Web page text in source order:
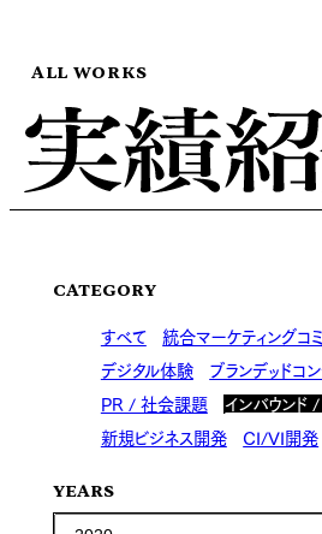
ALL WORKS
CATEGORY
すべて 統合マーケティングコ
デジタル体験
ブランデッドコ
PR / 社会課題
インバウンド
新規ビジネス開発 CI/VI開発
YEARS